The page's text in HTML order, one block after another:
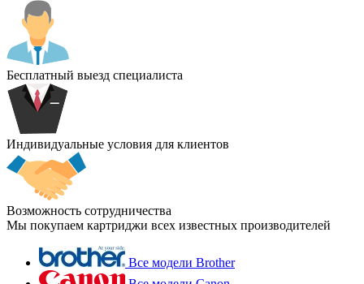
Бесплатный выезд специалиста
Индивидуальные условия для клиентов
Возможность сотрудничества
Мы покупаем картриджи всех известных производителей
Все модели Brother